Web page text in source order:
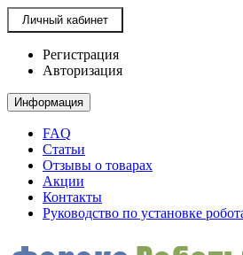
Личный кабинет
Регистрация
Авторизация
Информация
FAQ
Статьи
Отзывы о товарах
Акции
Контакты
Руководство по установке